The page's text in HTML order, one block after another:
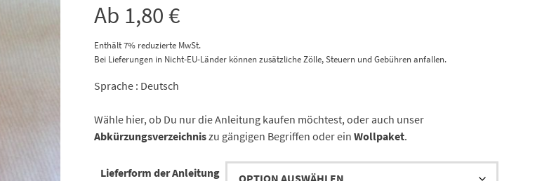
Ab 1,80€
Enthält 7% reduzierte MwSt.
Bei Lieferungen in Nicht-EU-Länder können zusätzliche Zölle, Steuern und Gebühren anfallen.
Sprache : Deutsch
Wähle hier, ob Du nur die Anleitung kaufen möchtest, oder auch unser
Abkürzungsverzeichniszu gängigen Begriffen oder ein Wollpaket.
Lieferform der Anleitung